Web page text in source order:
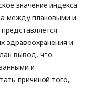
значение индекса
между плановыми и
здравоохранения и
вывод, что
и
причиной того,